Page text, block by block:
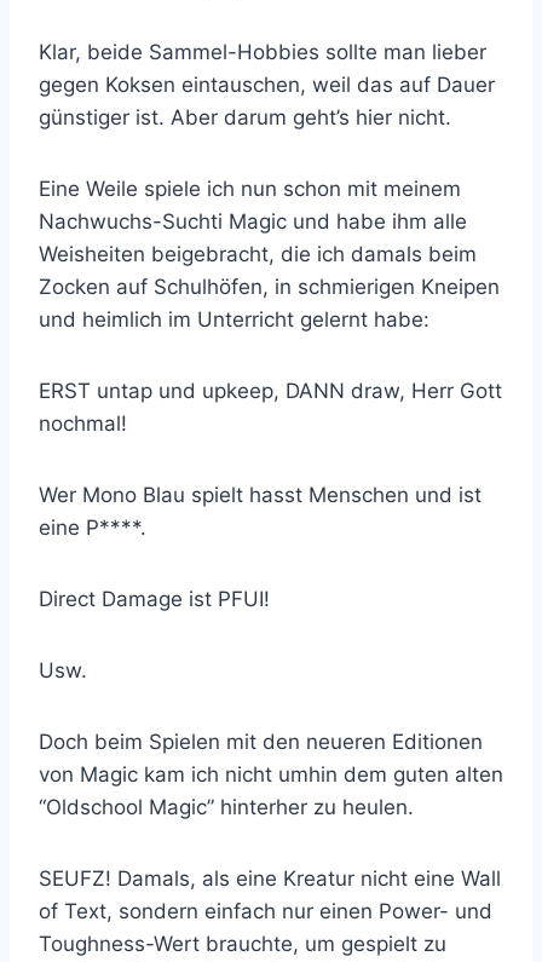
Klar, beide Sammel-Hobbies sollte man lieber
gegen Koksen eintauschen, weil das auf Dauer
günstiger ist. Aber darum geht’s hier nicht.
Eine Weile spiele ich nun schon mit meinem
Nachwuchs-Suchti Magic und habe ihm alle
Weisheiten beigebracht, die ich damals beim
Zocken auf Schulhöfen, in schmierigen Kneipen
und heimlich im Unterricht gelernt habe:
ERST untap und upkeep, DANN draw, Herr Gott
nochmal!
Wer Mono Blau spielt hasst Menschen und ist
eine P****.
Direct Damage ist PFUI!
Usw.
Doch beim Spielen mit den neueren Editionen
von Magic kam ich nicht umhin dem guten alten
“Oldschool Magic” hinterher zu heulen.
SEUFZ! Damals, als eine Kreatur nicht eine Wall
of Text, sondern einfach nur einen Power- und
Toughness-Wert brauchte, um gespielt zu